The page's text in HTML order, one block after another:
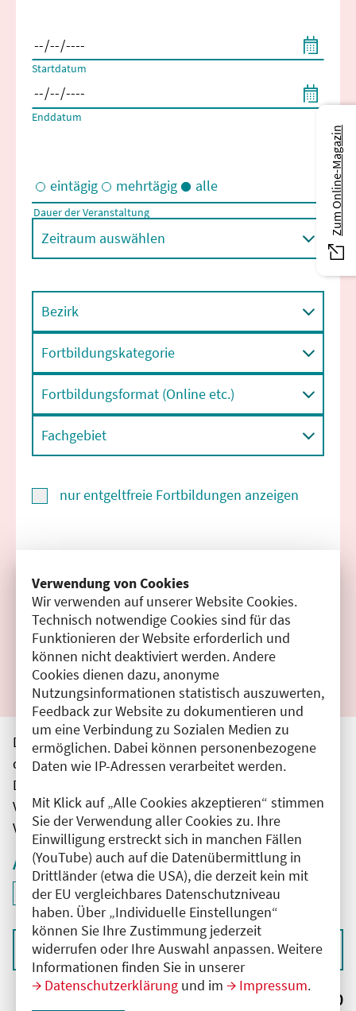
Verwendung von Cookies
Wir verwenden auf unserer Website Cookies.
Technisch notwendige Cookies sind für das
Funktionieren der Website erforderlich und
können nicht deaktiviert werden. Andere
Cookies dienen dazu, anonyme
Nutzungsinformationen statistisch auszuwerten,
Feedback zur Website zu dokumentieren und
um eine Verbindung zu Sozialen Medien zu
ermöglichen. Dabei können personenbezogene
Daten wie IP-Adressen verarbeitet werden.
Mit Klick auf „Alle Cookies akzeptieren“ stimmen
Sie der Verwendung aller Cookies zu. Ihre
Einwilligung erstreckt sich in manchen Fällen
(YouTube) auch auf die Datenübermittlung in
Drittländer (etwa die USA), die derzeit kein mit
der EU vergleichbares Datenschutzniveau
haben. Über „Individuelle Einstellungen“
können Sie Ihre Zustimmung jederzeit
widerrufen oder Ihre Auswahl anpassen. Weitere
Informationen finden Sie in unserer
Datenschutzerklärung und im Impressum.
Startdatum
Enddatum
Eintägige und/oder mehrtägige Veranstaltungen
eintägig mehrtägig alle
Dauer der Veranstaltung
Zeitraum auswählen
Bezirk
Fortbildungskategorie
Fortbildungsformat (Online etc.)
Fachgebiet
nur entgeltfreie Fortbildungen anzeigen
Filter zurücksetzen
Ergebnisse drucken
Die hier aufgeführten Veranstaltungen entsprechen
den unmittelbar vom Veranstalter getätigten Angaben.
Die Ärztekammer Berlin übernimmt keine
Verantwortung für den Inhalt, die Haftung obliegt dem
Veranstalter.
Aktive Filter
Filter
ID: ANT-2602075
deaktivieren und Suchergebnisse neu laden
Sortieren nach
Ergebnisse: 0
Zum Online-Magazin